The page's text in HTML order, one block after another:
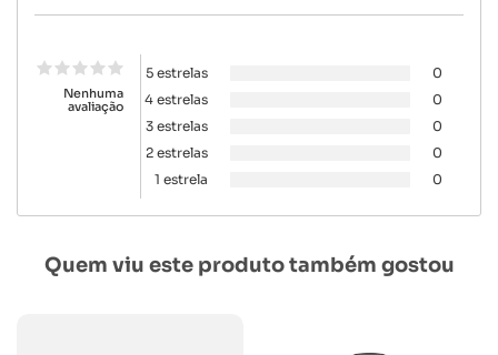
Nenhuma
avaliação
5 estrelas
0
4 estrelas
0
3 estrelas
0
2 estrelas
0
1 estrela
0
Quem viu este produto também gostou